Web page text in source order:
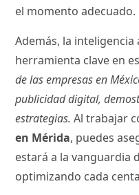
el momento adecuado.
Además, la
herramienta clave en
de las empresas en
publicidad digital,
estrategias. Al trabajar
en Mérida, puedes
estará a la vanguardia
optimizando cada